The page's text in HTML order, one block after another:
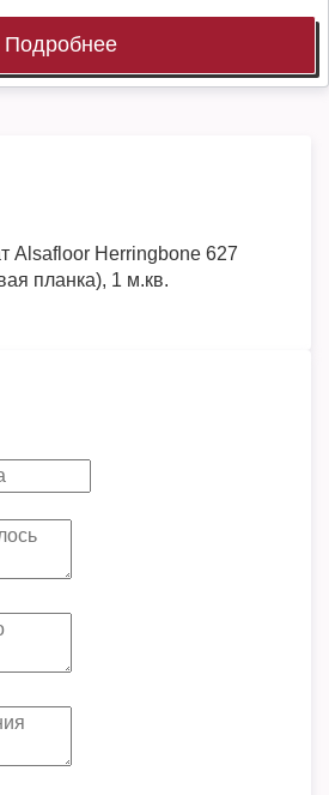
Подробнее
Alsafloor Herringbone 627
планка), 1 м.кв.